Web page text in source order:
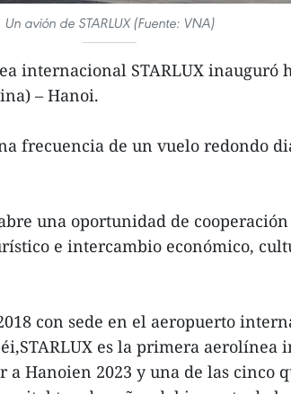
Un avión de STARLUX (Fuente: VNA)
internacional STARLUX inauguró
– Hanoi.
frecuencia de un vuelo redondo
una oportunidad de
e intercambio económico,
con sede en el aeropuerto
es la primera aerolínea
Hanoien 2023 y una de las cinco